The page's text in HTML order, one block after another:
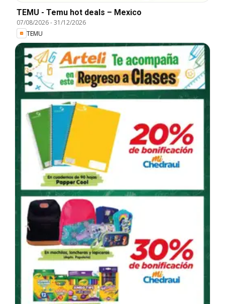
TEMU - Temu hot deals – Mexico
07/08/2026-31/12/2026
TEMU